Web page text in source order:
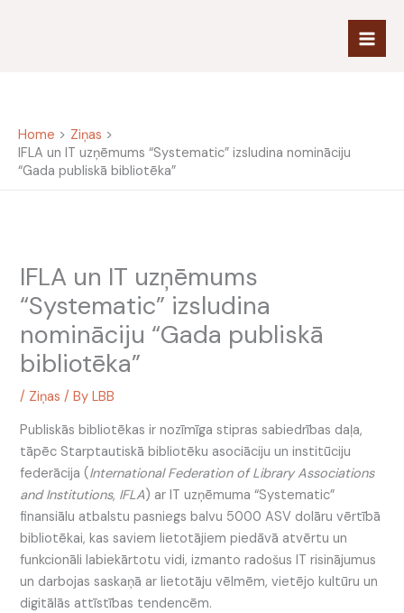
Home
Ziņas
IFLA un IT uzņēmums “Systematic” izsludina nomināciju
“Gada publiskā bibliotēka”
IFLA un IT uzņēmums
“Systematic” izsludina
nomināciju “Gada publiskā
bibliotēka”
/ Ziņas / ByLBB
Publiskās bibliotēkas ir nozīmīga stipras sabiedrības daļa,
tāpēc Starptautiskā bibliotēku asociāciju un institūciju
federācija (International Federation of Library Associations
and Institutions, IFLA) ar IT uzņēmuma “Systematic”
finansiālu atbalstu pasniegs balvu 5000 ASV dolāru vērtībā
bibliotēkai, kas saviem lietotājiem piedāvā atvērtu un
funkcionāli labiekārtotu vidi, izmanto radošus IT risinājumus
un darbojas saskaņā ar lietotāju vēlmēm, vietējo kultūru un
digitālās attīstības tendencēm.